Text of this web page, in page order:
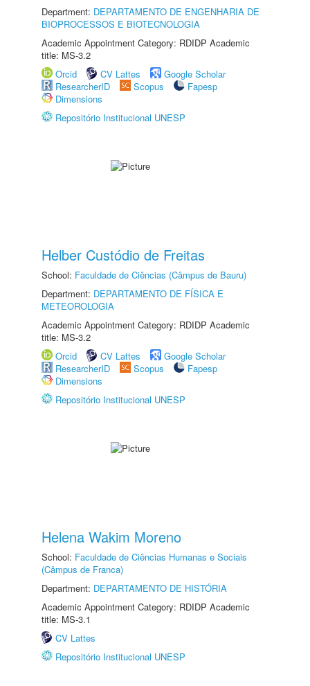
Department: DEPARTAMENTO DE ENGENHARIA DE
BIOPROCESSOS E BIOTECNOLOGIA
Academic Appointment Category: RDIDP Academic
title: MS-3.2
Orcid
CV Lattes
Google Scholar
ResearcherID
Scopus
Fapesp
Dimensions
Repositório Institucional UNESP
Helber Custódio de Freitas
School: Faculdade de Ciências (Câmpus de Bauru)
Department: DEPARTAMENTO DE FÍSICA E
METEOROLOGIA
Academic Appointment Category: RDIDP Academic
title: MS-3.2
Orcid
CV Lattes
Google Scholar
ResearcherID
Scopus
Fapesp
Dimensions
Repositório Institucional UNESP
Helena Wakim Moreno
School: Faculdade de Ciências Humanas e Sociais
(Câmpus de Franca)
Department: DEPARTAMENTO DE HISTÓRIA
Academic Appointment Category: RDIDP Academic
title: MS-3.1
CV Lattes
Repositório Institucional UNESP